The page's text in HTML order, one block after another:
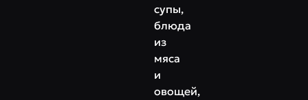
супы,
блюда
из
мяса
и
овощей,